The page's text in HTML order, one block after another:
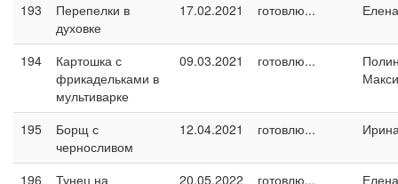
193
Перепелки в
духовке
17.02.2021 готовлю...
194
Картошка с
фрикадельками в
мультиварке
09.03.2021 готовлю...
195
Борщ с
черносливом
12.04.2021 готовлю...
196
Тунец на
20.05.2022 готовлю...